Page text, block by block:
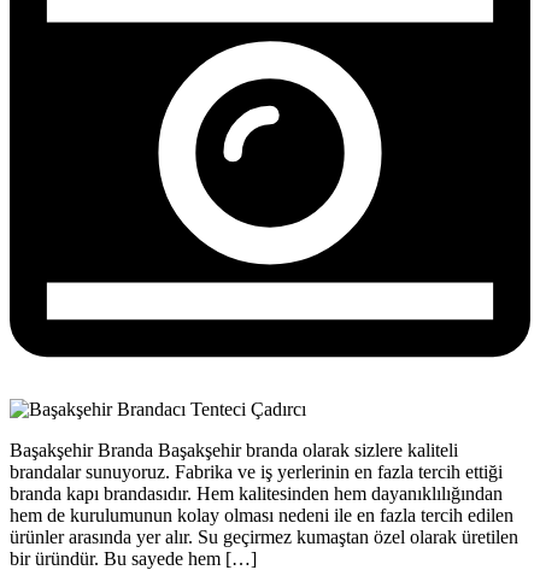
Başakşehir Branda Başakşehir branda olarak sizlere kaliteli
brandalar sunuyoruz. Fabrika ve iş yerlerinin en fazla tercih ettiği
branda kapı brandasıdır. Hem kalitesinden hem dayanıklılığından
hem de kurulumunun kolay olması nedeni ile en fazla tercih edilen
ürünler arasında yer alır. Su geçirmez kumaştan özel olarak üretilen
bir üründür. Bu sayede hem […]